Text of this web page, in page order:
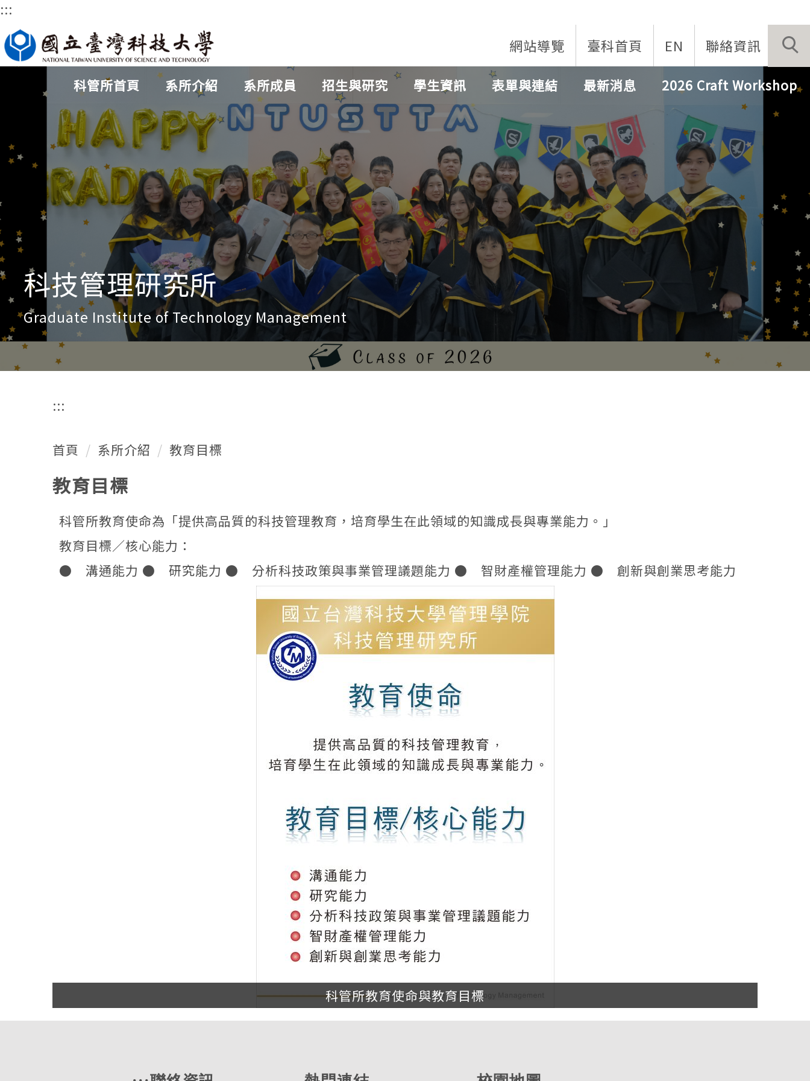
跳
到
主
要
:::
網站導覽 臺科首頁 EN 聯絡資訊
科管所首頁 系所介紹 系所成員 招生與研究 學生資訊 表單與連結 最新消息 2026 Craft Workshop
科技管理研究所
Graduate Institute of Technology Management
:::
首頁 系所介紹 教育目標
教育目標
科管所教育使命為「提供高品質的科技管理教育，培育學生在此領域的知識成長與專業能力。」
教育目標／核心能力：
● 溝通能力 ● 研究能力 ● 分析科技政策與事業管理議題能力 ● 智財產權管理能力 ● 創新與創業思考能力
科管所教育使命與教育目標